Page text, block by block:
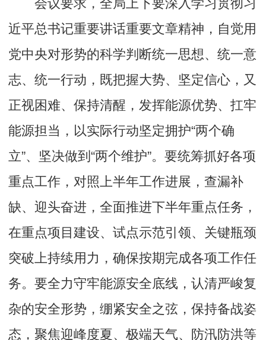
会议要求，全局上下要深入学习贯彻习
近平总书记重要讲话重要文章精神，自觉用
党中央对形势的科学判断统一思想、统一意
志、统一行动，既把握大势、坚定信心，又
正视困难、保持清醒，发挥能源优势、扛牢
能源担当，以实际行动坚定拥护“两个确
立”、坚决做到“两个维护”。要统筹抓好各项
重点工作，对照上半年工作进展，查漏补
缺、迎头奋进，全面推进下半年重点任务，
在重点项目建设、试点示范引领、关键瓶颈
突破上持续用力，确保按期完成各项工作任
务。要全力守牢能源安全底线，认清严峻复
杂的安全形势，绷紧安全之弦，保持备战姿
态，聚焦迎峰度夏、极端天气、防汛防洪等